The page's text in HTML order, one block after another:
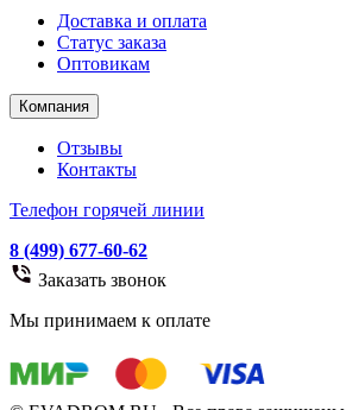
Доставка и оплата
Статус заказа
Оптовикам
Компания
Отзывы
Контакты
Телефон горячей линии
8 (499) 677-60-62
Заказать звонок
Мы принимаем к оплате